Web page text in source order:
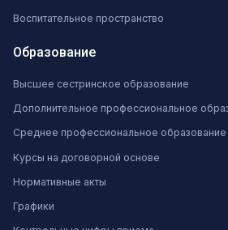
Воспитательное пространство
Образование
Высшее сестринское образование
Дополнительное профессиональное
Среднее профессиональное образование
Курсы на договорной основе
Нормативные акты
Графики